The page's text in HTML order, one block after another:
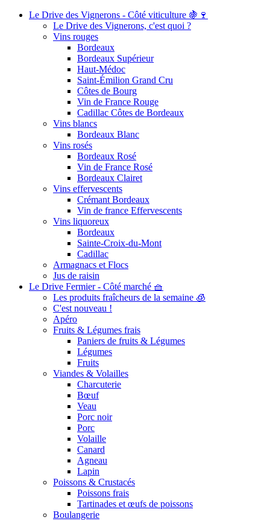
Le Drive des Vignerons - Côté viticulture 🍇🍷
Le Drive des Vignerons, c'est quoi ?
Vins rouges
Bordeaux
Bordeaux Supérieur
Haut-Médoc
Saint-Émilion Grand Cru
Côtes de Bourg
Vin de France Rouge
Cadillac Côtes de Bordeaux
Vins blancs
Bordeaux Blanc
Vins rosés
Bordeaux Rosé
Vin de France Rosé
Bordeaux Clairet
Vins effervescents
Crémant Bordeaux
Vin de france Effervescents
Vins liquoreux
Bordeaux
Sainte-Croix-du-Mont
Cadillac
Armagnacs et Flocs
Jus de raisin
Le Drive Fermier - Côté marché 🧺
Les produits fraîcheurs de la semaine 🧊
C'est nouveau !
Apéro
Fruits & Légumes frais
Paniers de fruits & Légumes
Légumes
Fruits
Viandes & Volailles
Charcuterie
Bœuf
Veau
Porc noir
Porc
Volaille
Canard
Agneau
Lapin
Poissons & Crustacés
Poissons frais
Tartinades et œufs de poissons
Boulangerie